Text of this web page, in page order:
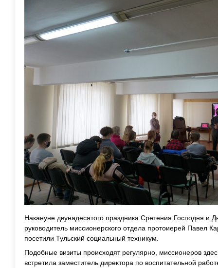
Накануне двунадесятого праздника Сретения Господня и
руководитель миссионерского отдела протоиерей Павел
посетили Тульский социальный техникум.
Подобные визиты происходят регулярно, миссионеров
встретила заместитель директора по воспитательной